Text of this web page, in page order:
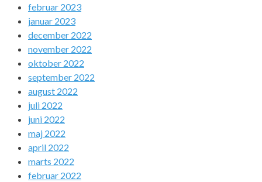
februar 2023
januar 2023
december 2022
november 2022
oktober 2022
september 2022
august 2022
juli 2022
juni 2022
maj 2022
april 2022
marts 2022
februar 2022